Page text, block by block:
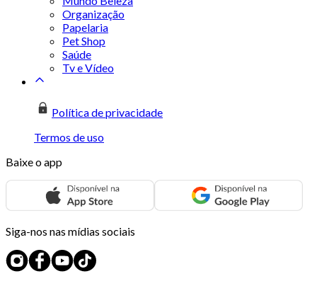
Organização
Papelaria
Pet Shop
Saúde
Tv e Vídeo
Política de privacidade
Termos de uso
Baixe o app
Siga-nos nas mídias sociais